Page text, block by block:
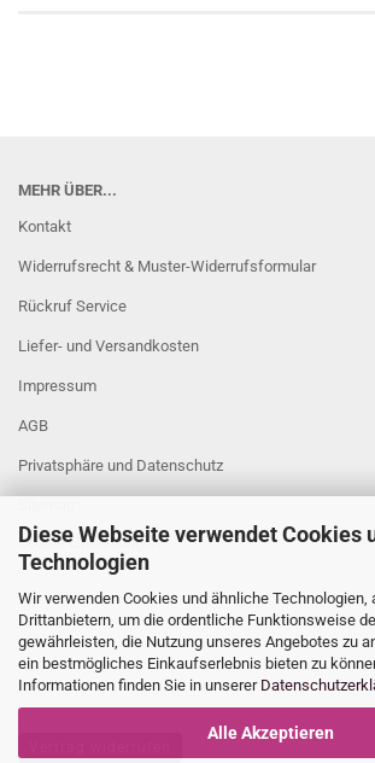
Diese Webseite verwendet Cookies
Technologien
Wir verwenden Cookies und ähnliche Technologien,
Drittanbietern, um die ordentliche Funktionsweise
gewährleisten, die Nutzung unseres Angebotes zu
ein bestmögliches Einkaufserlebnis bieten zu
Informationen finden Sie in unserer
Alle Akzeptieren
MEHR ÜBER...
Kontakt
Widerrufsrecht & Muster-Widerrufsformular
Rückruf Service
Liefer- und Versandkosten
Impressum
AGB
Privatsphäre und Datenschutz
Cookie Einstellungen